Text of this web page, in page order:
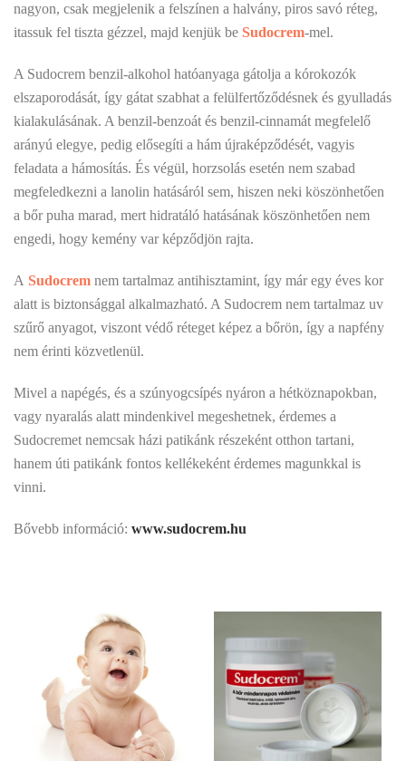
nagyon, csak megjelenik a felszínen a halvány, piros savó réteg,
itassuk fel tiszta gézzel, majd kenjük be Sudocrem-mel.
A Sudocrem benzil-alkohol hatóanyaga gátolja a kórokozók
elszaporodását, így gátat szabhat a felülfertőződésnek és gyulladás
kialakulásának. A benzil-benzoát és benzil-cinnamát megfelelő
arányú elegye, pedig elősegíti a hám újraképződését, vagyis
feladata a hámosítás. És végül, horzsolás esetén nem szabad
megfeledkezni a lanolin hatásáról sem, hiszen neki köszönhetően
a bőr puha marad, mert hidratáló hatásának köszönhetően nem
engedi, hogy kemény var képződjön rajta.
A Sudocrem nem tartalmaz antihisztamint, így már egy éves kor
alatt is biztonsággal alkalmazható. A Sudocrem nem tartalmaz uv
szűrő anyagot, viszont védő réteget képez a bőrön, így a napfény
nem érinti közvetlenül.
Mivel a napégés, és a szúnyogcsípés nyáron a hétköznapokban,
vagy nyaralás alatt mindenkivel megeshetnek, érdemes a
Sudocremet nemcsak házi patikánk részeként otthon tartani,
hanem úti patikánk fontos kellékeként érdemes magunkkal is
vinni.
Bővebb információ: www.sudocrem.hu